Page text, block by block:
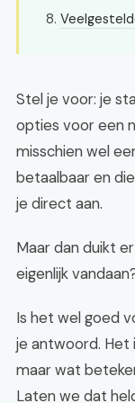
Stel je voor: je
opties voor een
misschien wel
betaalbaar en
je direct aan.
Maar dan duikt
eigenlijk
Is het wel goed
je antwoord.
maar wat
Laten we dat